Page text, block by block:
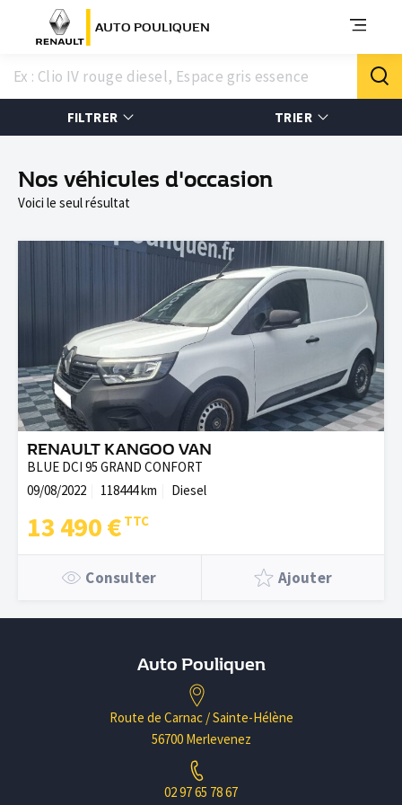
AUTO POULIQUEN
FILTRER TRIER
Nos véhicules d'occasion
Voici le seul résultat
RENAULT KANGOO VAN
BLUE DCI 95 GRAND CONFORT
09/08/2022
118444 km Diesel
13 490 €
Consulter Ajouter
Auto Pouliquen
Route de Carnac / Sainte-Hélène
56700 Merlevenez
02 97 65 78 67